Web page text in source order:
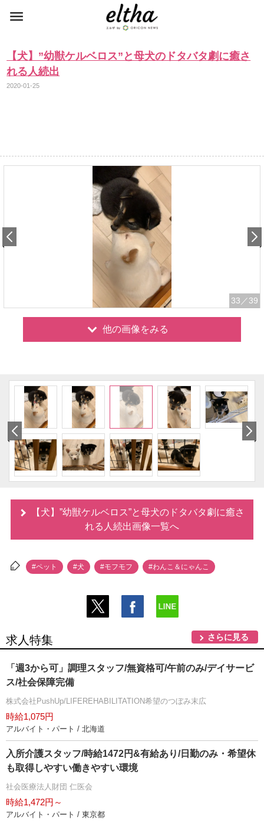
【犬】”幼獣ケルベロス”と母犬のドタバタ劇に癒さ
れる人続出
2020-01-25
33 ／39
他の画像をみる
【犬】”幼獣ケルベロス”と母犬のドタバタ劇に癒さ
れる人続出画像一覧へ
#ペット #犬 #モフモフ #わんこ＆にゃんこ
求人特集 さらに見る
「週3から可」調理スタッフ/無資格可/午前のみ/デイサービ
ス/社会保障完備
株式会社PushUp/LIFEREHABILITATION希望のつぼみ末広
時給1,075円
アルバイト・パート / 北海道
入所介護スタッフ/時給1472円&有給あり/日勤のみ・希望休
も取得しやすい働きやすい環境
社会医療法人財団 仁医会
時給1,472円～
アルバイト・パート / 東京都